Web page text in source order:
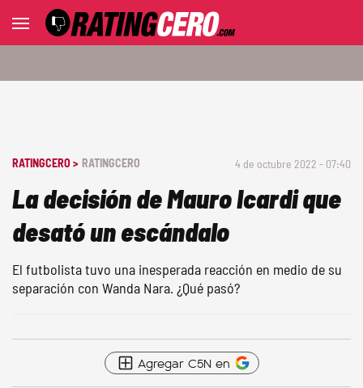
RATINGCERO > RATINGCERO 4 de octubre 2022 - 07:40
La decisión de Mauro Icardi que
desató un escándalo
El futbolista tuvo una inesperada reacción en medio de su
separación con Wanda Nara. ¿Qué pasó?
Agregar C5N en